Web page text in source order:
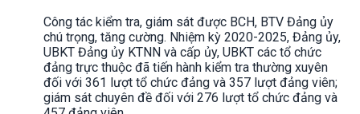
Công tác kiểm tra, giám sát được BCH, BTV Đảng ủy
chú trọng, tăng cường. Nhiệm kỳ 2020-2025, Đảng ủy,
UBKT Đảng ủy KTNN và cấp ủy, UBKT các tổ chức
đảng trực thuộc đã tiến hành kiểm tra thường xuyên
đối với 361 lượt tổ chức đảng và 357 lượt đảng viên;
giám sát chuyên đề đối với 276 lượt tổ chức đảng và